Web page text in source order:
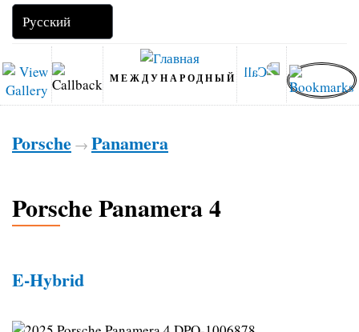
МЕЖДУНАРОДНЫЙ
Porsche → Panamera
Porsche Panamera 4
E-Hybrid